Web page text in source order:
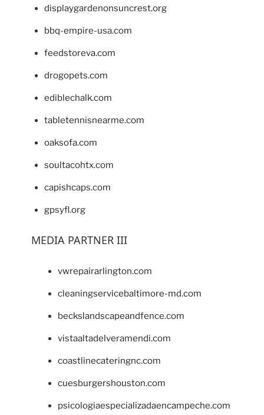
displaygardenonsuncrest.org
bbq-empire-usa.com
feedstoreva.com
drogopets.com
ediblechalk.com
tabletennisnearme.com
oaksofa.com
soultacohtx.com
capishcaps.com
gpsyfl.org
MEDIA PARTNER III
vwrepairarlington.com
cleaningservicebaltimore-md.com
beckslandscapeandfence.com
vistaaltadelveramendi.com
coastlinecateringnc.com
cuesburgershouston.com
psicologiaespecializadaencampeche.com